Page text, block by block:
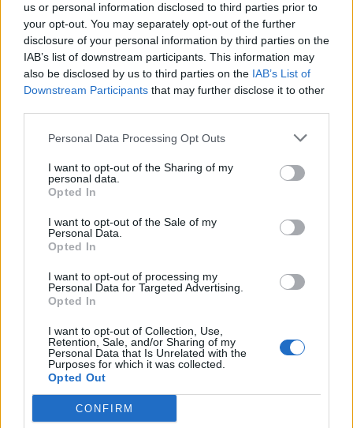
us or personal information disclosed to third parties prior to
your opt-out. You may separately opt-out of the further
disclosure of your personal information by third parties on the
IAB’s list of downstream participants. This information may
also be disclosed by us to third parties on the IAB’s List of
Downstream Participants that may further disclose it to other
Personal Data Processing Opt Outs
I want to opt-out of the Sharing of my
personal data.
Opted In
I want to opt-out of the Sale of my
Personal Data.
Opted In
I want to opt-out of processing my
Personal Data for Targeted Advertising.
Opted In
I want to opt-out of Collection, Use,
Retention, Sale, and/or Sharing of my
Personal Data that Is Unrelated with the
Purposes for which it was collected.
Opted Out
CONFIRM
Kandik Krisztián, az Erste üzletkötője szerint folytatódhat a
magyar piacon az a folyamat, hogy Magyarország
felülteljesíti a nyugat-európai tőzsdéket. Így a gyengülés
viszonylag mérsékelt maradhat, a valószínűsíthető esés
mértéke 0.5% körül mozoghat, a piac stabil lehet. A
szakember a mai nap folyamán stabil Molra és Matávra
számít, az OTP minimális mértékben (2,100...
KEDVES OLVASÓNK!
A keresett cikk a portfolio.hu hírarchívumához
tartozik, melynek olvasása előfizetéses
regisztrációhoz kötött.
Az előfizetés a következőket tartalmazza:
Portfolio.hu teljes cikkarchívum
Kötéslisták: BÉT elmúlt 2 év napon belüli
kötéslistái